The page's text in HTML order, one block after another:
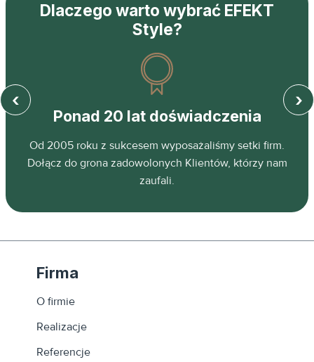
Dlaczego warto wybrać EFEKT
Style?
Ponad 20 lat doświadczenia
Od 2005 roku z sukcesem wyposażaliśmy setki firm.
Dołącz do grona zadowolonych Klientów, którzy nam
zaufali.
‹ ›
Firma
O firmie
Realizacje
Referencje